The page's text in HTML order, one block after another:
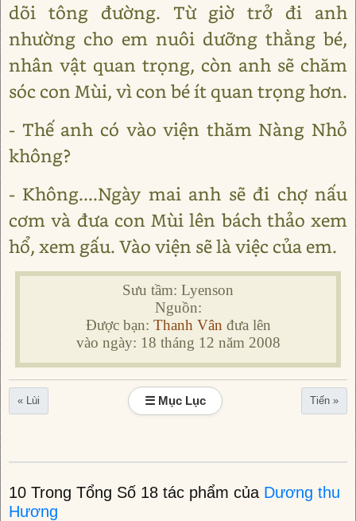
dõi tông đường. Từ giờ trở đi anh
nhường cho em nuôi dưỡng thằng bé,
nhân vật quan trọng, còn anh sẽ chăm
sóc con Mùi, vì con bé ít quan trọng hơn.
- Thế anh có vào viện thăm Nàng Nhỏ
không?
- Không....Ngày mai anh sẽ đi chợ nấu
cơm và đưa con Mùi lên bách thảo xem
hổ, xem gấu. Vào viện sẽ là việc của em.
Sưu tầm: Lyenson
Nguồn:
Được bạn: Thanh Vân đưa lên
vào ngày: 18 tháng 12 năm 2008
« Lùi ☰ Mục Lục Tiến »
10 Trong Tổng Số 18 tác phẩm của Dương thu
Hương